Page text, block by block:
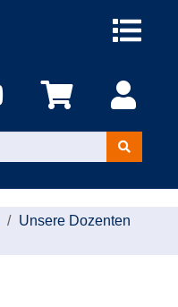
Menü
Kurse
suchen
Unsere Dozenten